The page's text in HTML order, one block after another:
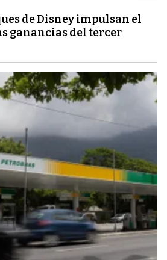
de Disney impulsan el
ganancias del tercer